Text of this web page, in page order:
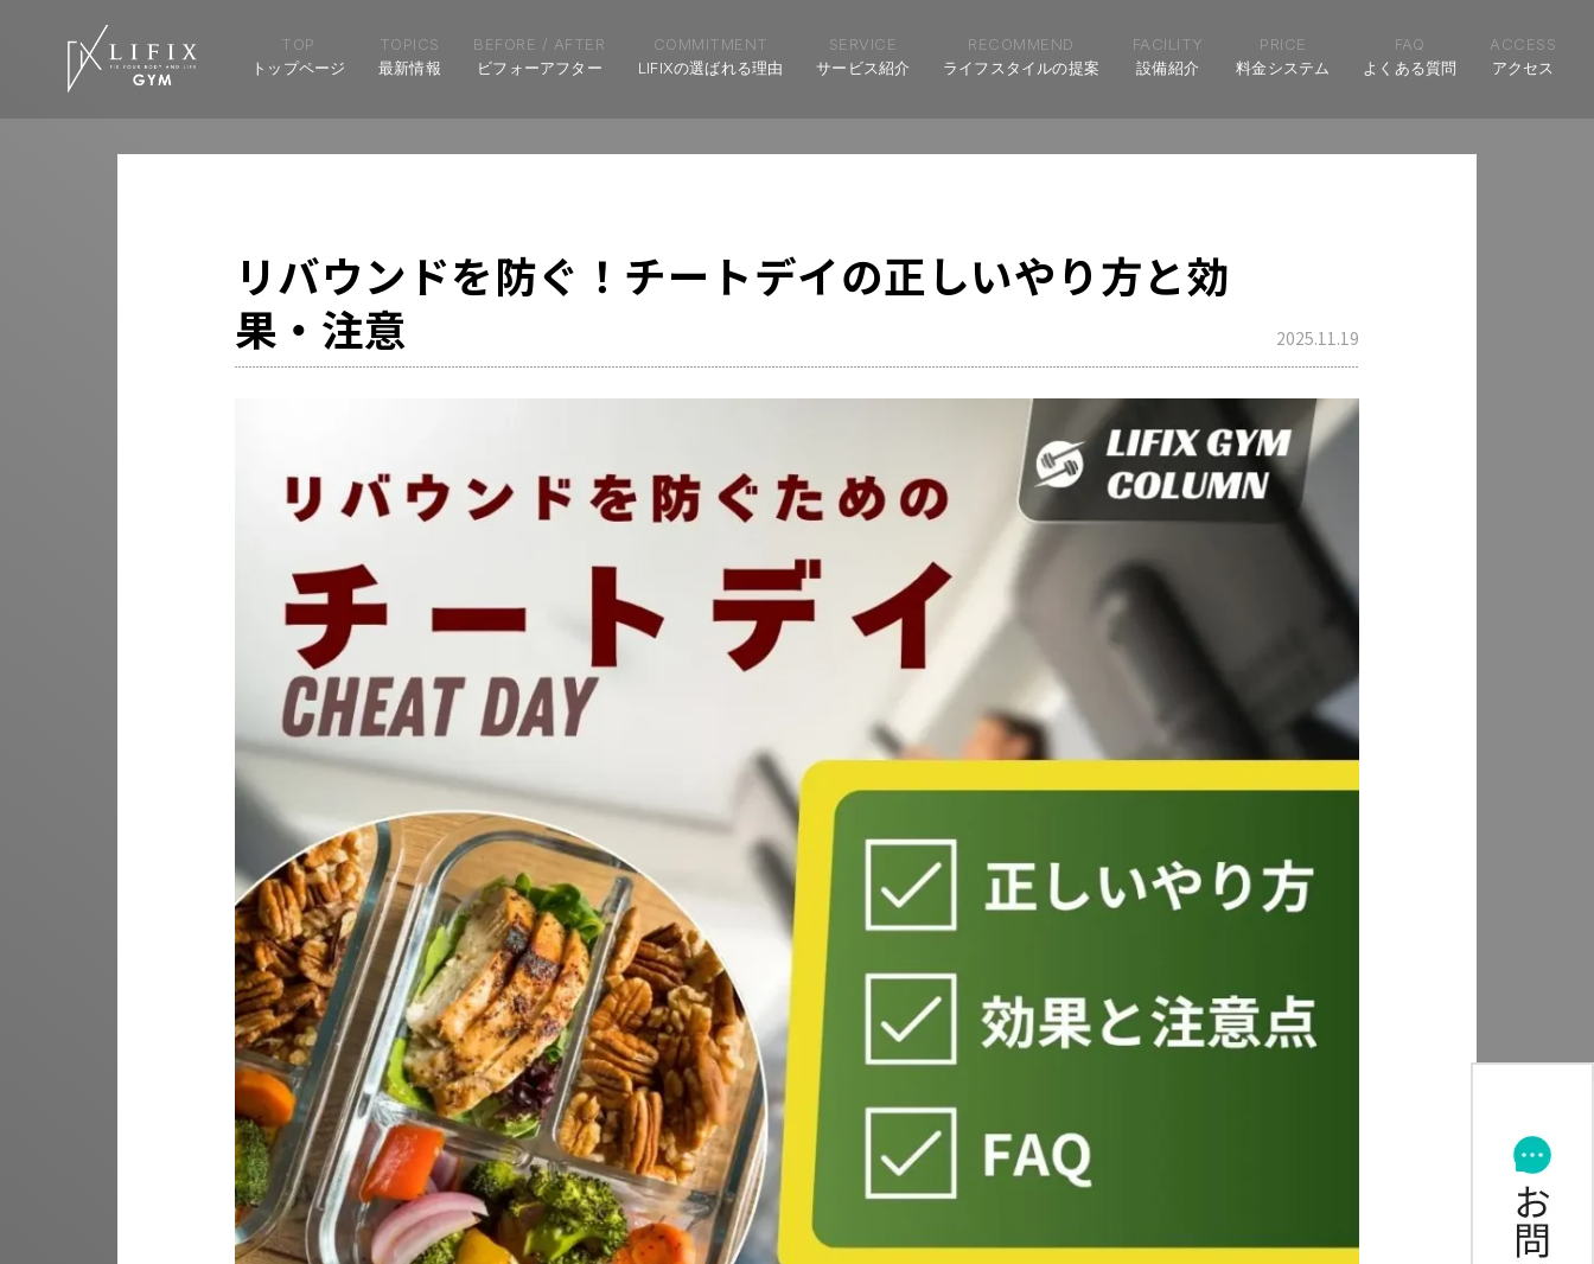
TOP
トップページ
TOPICS
最新情報
BEFORE / AFTER
ビフォーアフター
COMMITMENT
LIFIXの選ばれる理由
SERVICE
サービス紹介
RECOMMEND
ライフスタイルの提案
FACILITY
設備紹介
PRICE
料金システム
FAQ
よくある質問
ACCESS
アクセス
リバウンドを防ぐ！チートデイの正しいやり方と効
果・注意
2025.11.19